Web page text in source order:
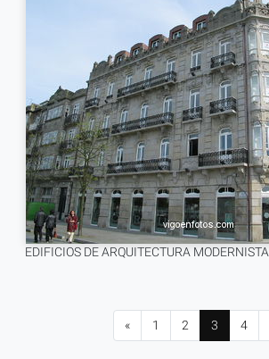
EDIFICIOS DE ARQUITECTURA MODERNISTA.
« 1 2 3 4